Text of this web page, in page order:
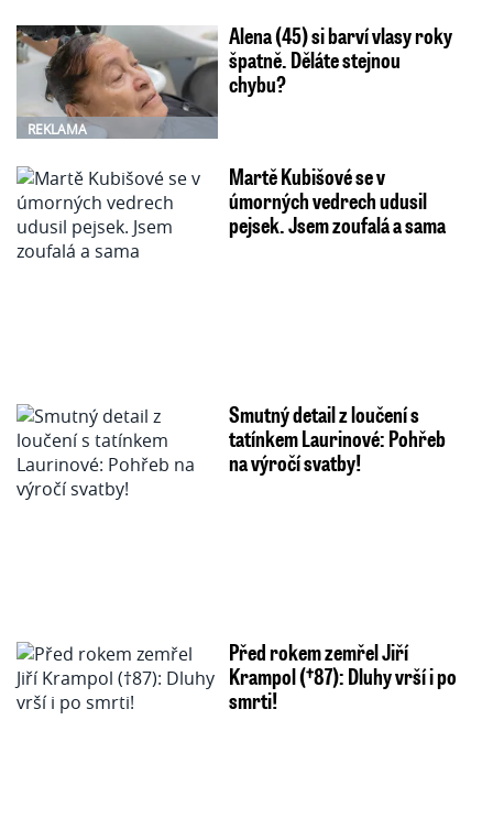
REKLAMA
Alena (45) si barví vlasy roky
špatně. Děláte stejnou
chybu?
Martě Kubišové se v
úmorných vedrech udusil
pejsek. Jsem zoufalá a sama
Smutný detail z loučení s
tatínkem Laurinové: Pohřeb
na výročí svatby!
Před rokem zemřel Jiří
Krampol (†87): Dluhy vrší i po
smrti!